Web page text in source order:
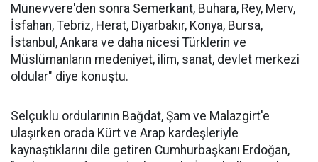
Münevvere'den sonra Semerkant, Buhara, Rey, Merv,
İsfahan, Tebriz, Herat, Diyarbakır, Konya, Bursa,
İstanbul, Ankara ve daha nicesi Türklerin ve
Müslümanların medeniyet, ilim, sanat, devlet merkezi
oldular" diye konuştu.
Selçuklu ordularının Bağdat, Şam ve Malazgirt'e
ulaşırken orada Kürt ve Arap kardeşleriyle
kaynaştıklarını dile getiren Cumhurbaşkanı Erdoğan,